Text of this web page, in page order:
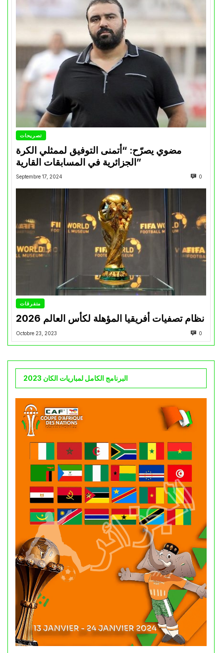
تصريحات
مضوي يصرّح: “أتمنى التوفيق لممثلي الكرة
الجزائرية في المسابقات القارية”
Septembre 17, 2024 0
متفرقات
نظام تصفيات أفريقيا المؤهلة لكأس العالم 2026
Octobre 23, 2023 0
البرنامج الكامل لمباريات الكان 2023